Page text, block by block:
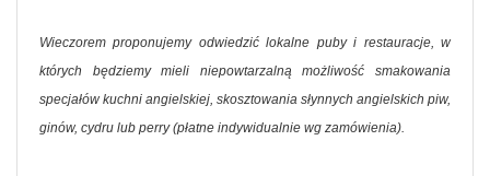
Wieczorem proponujemy odwiedzić lokalne puby i restauracje, w
których będziemy mieli niepowtarzalną możliwość smakowania
specjałów kuchni angielskiej, skosztowania słynnych angielskich piw,
ginów, cydru lub perry (płatne indywidualnie wg zamówienia).